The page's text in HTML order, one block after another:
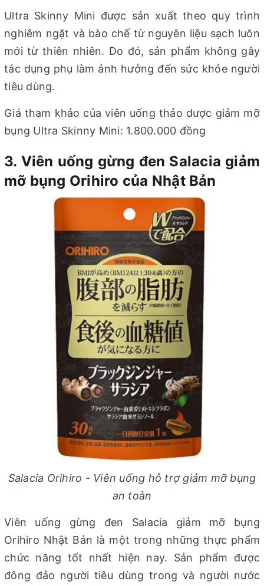
Ultra Skinny Mini được sản xuất theo quy trình
nghiêm ngặt và bào chế từ nguyên liệu sạch luôn
mới từ thiên nhiên. Do đó, sản phẩm không gây
tác dụng phụ làm ảnh hưởng đến sức khỏe người
tiêu dùng.
Giá tham khảo của viên uống thảo dược giảm mỡ
bụng Ultra Skinny Mini: 1.800.000 đồng
3. Viên uống gừng đen Salacia giảm
mỡ bụng Orihiro của Nhật Bản
Salacia Orihiro - Viên uống hỗ trợ giảm mỡ bụng
an toàn
Viên uống gừng đen Salacia giảm mỡ bụng
Orihiro Nhật Bản là một trong những thực phẩm
chức năng tốt nhất hiện nay. Sản phẩm được
đông đảo người tiêu dùng trong và người nước